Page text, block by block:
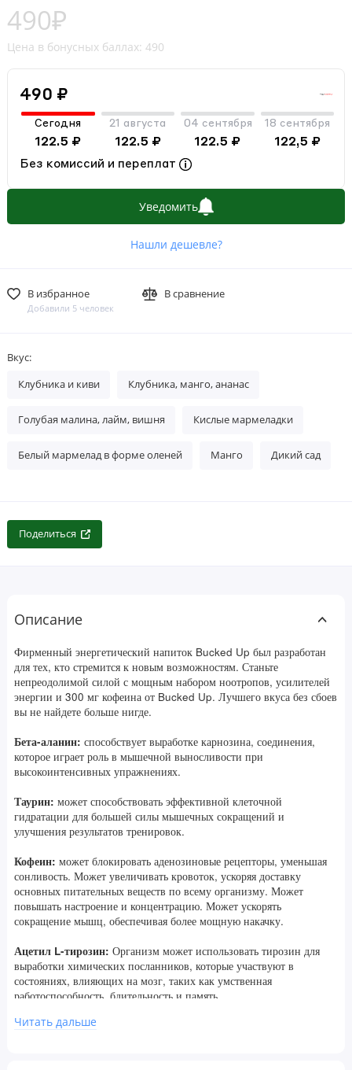
490₽
Цена в бонусных баллах: 490
490 ₽
Сегодня
122.5 ₽
21 августа
122.5 ₽
04 сентября
122.5 ₽
18 сентября
122,5 ₽
Без комиссий и переплат
Уведомить
Нашли дешевле?
В избранное
Добавили 5 человек
В сравнение
Вкус:
Клубника и киви Клубника, манго, ананас
Голубая малина, лайм, вишня Кислые мармеладки
Белый мармелад в форме оленей Манго Дикий сад
Поделиться
Описание
Фирменный энергетический напиток Bucked Up был разработан
для тех, кто стремится к новым возможностям. Станьте
непреодолимой силой с мощным набором ноотропов, усилителей
энергии и 300 мг кофеина от Bucked Up. Лучшего вкуса без сбоев
вы не найдете больше нигде.
Бета-аланин: способствует выработке карнозина, соединения,
которое играет роль в мышечной выносливости при
высокоинтенсивных упражнениях.
Таурин: может способствовать эффективной клеточной
гидратации для большей силы мышечных сокращений и
улучшения результатов тренировок.
Кофеин: может блокировать аденозиновые рецепторы, уменьшая
сонливость. Может увеличивать кровоток, ускоряя доставку
основных питательных веществ по всему организму. Может
повышать настроение и концентрацию. Может ускорять
сокращение мышц, обеспечивая более мощную накачку.
Ацетил L-тирозин: Организм может использовать тирозин для
выработки химических посланников, которые участвуют в
состояниях, влияющих на мозг, таких как умственная
работоспособность, бдительность и память.
L-теанин:похож на глутамат, природную аминокислоту, которая
Читать дальше